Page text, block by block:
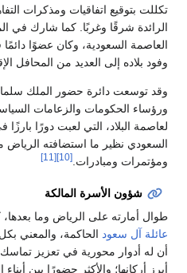
تكللت بتوقيع اتفاقيات ومذكرات
الرائدة شرقًا وغربًا. كما شارك في
العاصمة السعودية، وكان عضوًا
وفود بلاده إلى العديد من المحافل
وقد توسعت دائرة حضور الملك
ورؤساء الحكومات والزعامات
لعاصمة البلاد، التي لعبت دورًا
السعودي نظير ما استضافته
ومؤتمرات ومبادرات.[10]
[11]
شؤون الأسرة المالكة
طوال أمارته على الرياض وما
عائلة آل سعود الحاكمة، والمعني
أن له أدوار محورية في تعزيز
أبرز أركانها؛ والأكثر حضورًا بين